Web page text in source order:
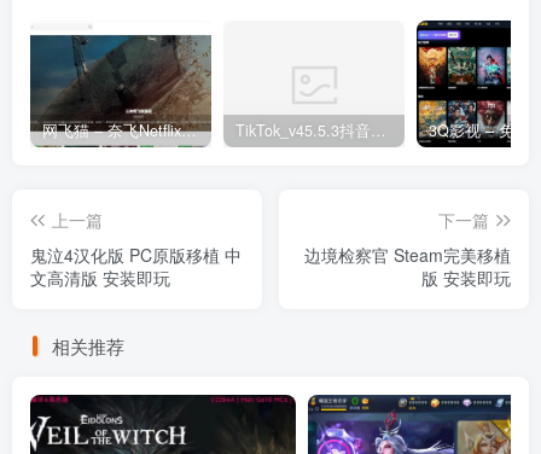
网飞猫 – 奈飞Netflix免费看 TikTok_v45.5.3抖音国际版_免拔卡解锁全球版
上一篇
鬼泣4汉化版 PC原版移植 中
文高清版 安装即玩
下一篇
边境检察官 Steam完美移植
版 安装即玩
相关推荐